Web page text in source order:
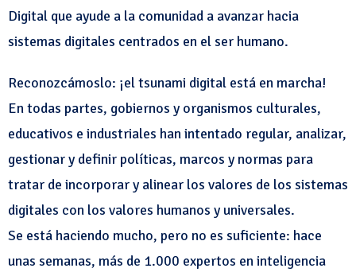
Digital que ayude a la comunidad a avanzar hacia
sistemas digitales centrados en el ser humano.
Reconozcámoslo: ¡el tsunami digital está en marcha!
En todas partes, gobiernos y organismos culturales,
educativos e industriales han intentado regular, analizar,
gestionar y definir políticas, marcos y normas para
tratar de incorporar y alinear los valores de los sistemas
digitales con los valores humanos y universales.
Se está haciendo mucho, pero no es suficiente: hace
unas semanas, más de 1.000 expertos en inteligencia